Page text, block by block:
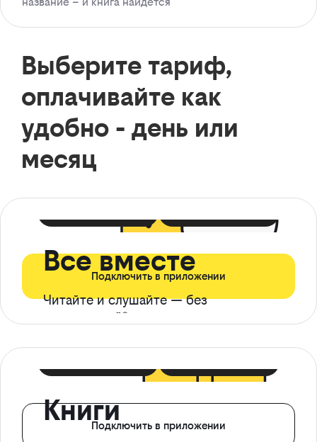
Выберите тариф,
оплачивайте как
удобно - день или
месяц
Все вместе
Читайте и слушайте — без
ограничений*
Подключить в приложении
КнигиПодключить в приложении